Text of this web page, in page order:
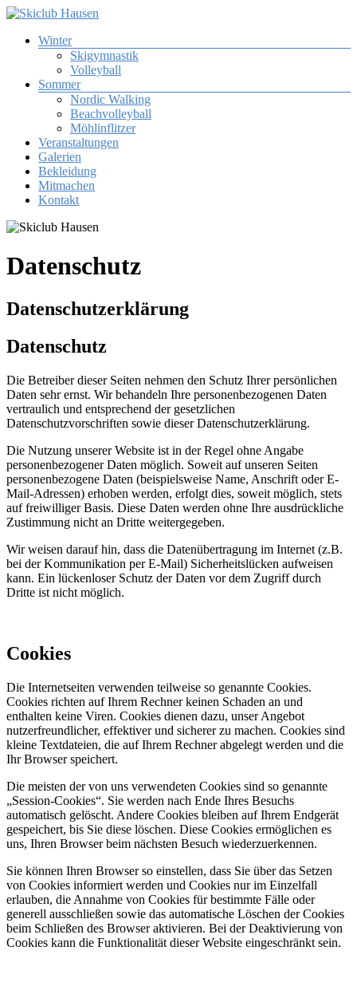
Zum
springen
Skiclub
Skiclub
Menü
Winter
Skigymnastik
Volleyball
Sommer
Nordic Walking
Beachvolleyball
Möhlinflitzer
Veranstaltungen
Galerien
Bekleidung
Mitmachen
Kontakt
Datenschutz
Datenschutzerklärung
Datenschutz
Die Betreiber dieser Seiten nehmen den Schutz Ihrer persönlichen
Daten sehr ernst. Wir behandeln Ihre personenbezogenen Daten
vertraulich und entsprechend der gesetzlichen
Datenschutzvorschriften sowie dieser Datenschutzerklärung.
Die Nutzung unserer Website ist in der Regel ohne Angabe
personenbezogener Daten möglich. Soweit auf unseren Seiten
personenbezogene Daten (beispielsweise Name, Anschrift oder E-
Mail-Adressen) erhoben werden, erfolgt dies, soweit möglich, stets
auf freiwilliger Basis. Diese Daten werden ohne Ihre ausdrückliche
Zustimmung nicht an Dritte weitergegeben.
Wir weisen darauf hin, dass die Datenübertragung im Internet (z.B.
bei der Kommunikation per E-Mail) Sicherheitslücken aufweisen
kann. Ein lückenloser Schutz der Daten vor dem Zugriff durch
Dritte ist nicht möglich.
Cookies
Die Internetseiten verwenden teilweise so genannte Cookies.
Cookies richten auf Ihrem Rechner keinen Schaden an und
enthalten keine Viren. Cookies dienen dazu, unser Angebot
nutzerfreundlicher, effektiver und sicherer zu machen. Cookies sind
kleine Textdateien, die auf Ihrem Rechner abgelegt werden und die
Ihr Browser speichert.
Die meisten der von uns verwendeten Cookies sind so genannte
„Session-Cookies“. Sie werden nach Ende Ihres Besuchs
automatisch gelöscht. Andere Cookies bleiben auf Ihrem Endgerät
gespeichert, bis Sie diese löschen. Diese Cookies ermöglichen es
uns, Ihren Browser beim nächsten Besuch wiederzuerkennen.
Sie können Ihren Browser so einstellen, dass Sie über das Setzen
von Cookies informiert werden und Cookies nur im Einzelfall
erlauben, die Annahme von Cookies für bestimmte Fälle oder
generell ausschließen sowie das automatische Löschen der Cookies
beim Schließen des Browser aktivieren. Bei der Deaktivierung von
Cookies kann die Funktionalität dieser Website eingeschränkt sein.